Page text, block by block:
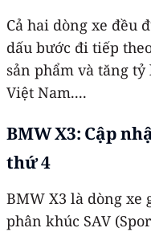
Cả hai dòng xe đều
dấu bước đi tiếp
sản phẩm và tăng
Việt Nam....
BMW X3: Cập
thứ 4
BMW X3 là dòng xe
phân khúc SAV